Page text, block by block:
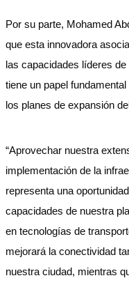
Por su parte, Mohamed
que esta innovadora
las capacidades líderes
tiene un papel
los planes de expansión
“Aprovechar nuestra
implementación de la
representa una
capacidades de nuestra
en tecnologías de
mejorará la conectividad
nuestra ciudad, mientras